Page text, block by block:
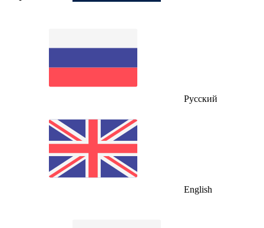
Русский
English